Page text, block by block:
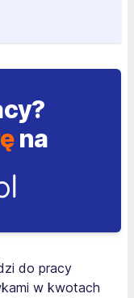
na
do pracy
w kwotach